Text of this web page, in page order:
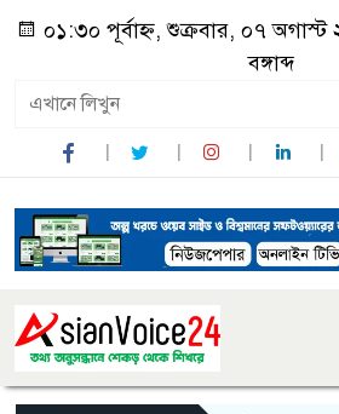
০১:৩০ পূর্বাহ্ন, শুক্রবার, ০৭
বঙ্গাব্দ